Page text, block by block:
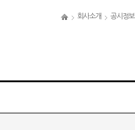
회사소개 공시정보